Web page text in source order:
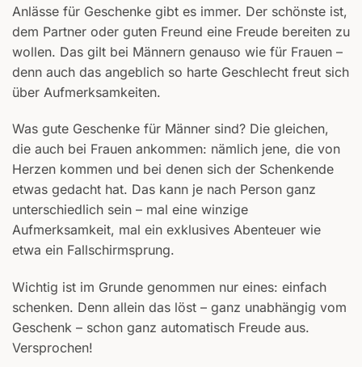
Anlässe für Geschenke gibt es immer. Der schönste ist,
dem Partner oder guten Freund eine Freude bereiten zu
wollen. Das gilt bei Männern genauso wie für Frauen –
denn auch das angeblich so harte Geschlecht freut sich
über Aufmerksamkeiten.
Was gute Geschenke für Männer sind? Die gleichen,
die auch bei Frauen ankommen: nämlich jene, die von
Herzen kommen und bei denen sich der Schenkende
etwas gedacht hat. Das kann je nach Person ganz
unterschiedlich sein – mal eine winzige
Aufmerksamkeit, mal ein exklusives Abenteuer wie
etwa ein Fallschirmsprung.
Wichtig ist im Grunde genommen nur eines: einfach
schenken. Denn allein das löst – ganz unabhängig vom
Geschenk – schon ganz automatisch Freude aus.
Versprochen!